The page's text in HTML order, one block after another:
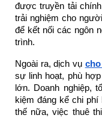
được truyền tải
trải nghiệm cho
để kết nối các ngôn
trình.
Ngoài ra, dịch vụ
sự linh hoạt, phù
lớn. Doanh nghiệp,
kiệm đáng kể chi
thế nữa, việc thuê